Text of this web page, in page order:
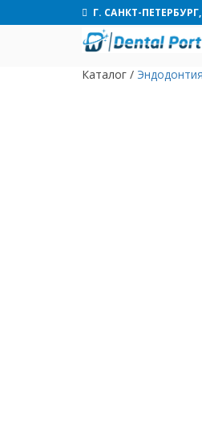
Г. САНКТ-
Каталог / Эндодонтия